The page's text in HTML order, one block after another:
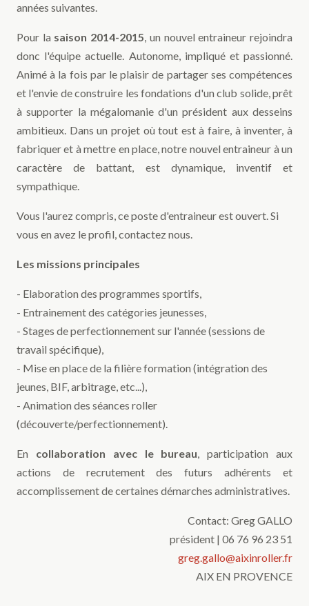
années suivantes.
Pour la saison 2014-2015, un nouvel entraineur rejoindra
donc l'équipe actuelle. Autonome, impliqué et passionné.
Animé à la fois par le plaisir de partager ses compétences
et l'envie de construire les fondations d'un club solide, prêt
à supporter la mégalomanie d'un président aux desseins
ambitieux. Dans un projet où tout est à faire, à inventer, à
fabriquer et à mettre en place, notre nouvel entraineur à un
caractère de battant, est dynamique, inventif et
sympathique.
Vous l'aurez compris, ce poste d'entraineur est ouvert. Si
vous en avez le profil, contactez nous.
Les missions principales
- Elaboration des programmes sportifs,
- Entrainement des catégories jeunesses,
- Stages de perfectionnement sur l'année (sessions de
travail spécifique),
- Mise en place de la filière formation (intégration des
jeunes, BIF, arbitrage, etc...),
- Animation des séances roller
(découverte/perfectionnement).
En collaboration avec le bureau, participation aux
actions de recrutement des futurs adhérents et
accomplissement de certaines démarches administratives.
Contact: Greg GALLO
président | 06 76 96 23 51
greg.gallo@aixinroller.fr
AIX EN PROVENCE